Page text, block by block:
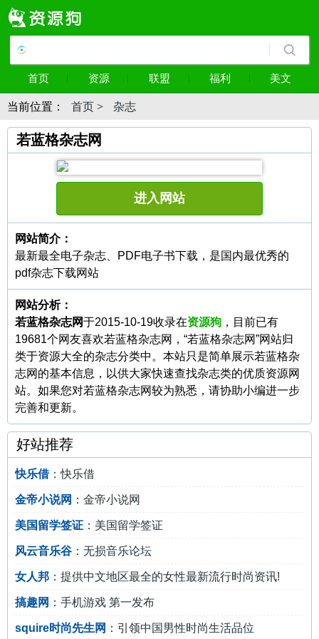
首页 资源 联盟 福利 美文
当前位置： 首页 > 杂志
若蓝格杂志网
进入网站
网站简介：
最新最全电子杂志、PDF电子书下载，是国内最优秀的
pdf杂志下载网站
网站分析：
若蓝格杂志网于2015-10-19收录在资源狗 ，目前已有
19681个网友喜欢若蓝格杂志网，“若蓝格杂志网”网站归
类于资源大全的杂志分类中。本站只是简单展示若蓝格杂
志网的基本信息，以供大家快速查找杂志类的优质资源网
站。如果您对若蓝格杂志网较为熟悉，请协助小编进一步
完善和更新。
好站推荐
快乐借：快乐借
金帝小说网 ：金帝小说网
美国留学签证 ：美国留学签证
风云音乐谷 ：无损音乐论坛
女人邦 ：提供中文地区最全的女性最新流行时尚资讯!
搞趣网 ：手机游戏 第一发布
squire时尚先生网 ：引领中国男性时尚生活品位